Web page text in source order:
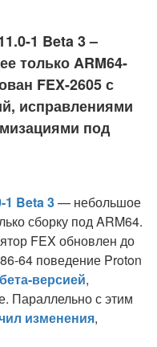
1 Beta 3 –
только ARM64-
FEX-2605 с
исправлениями
под
1 Beta 3— небольшое
сборку под ARM64.
FEX обновлен до
64 поведение Proton
версией,
Параллельно с этим
изменения,